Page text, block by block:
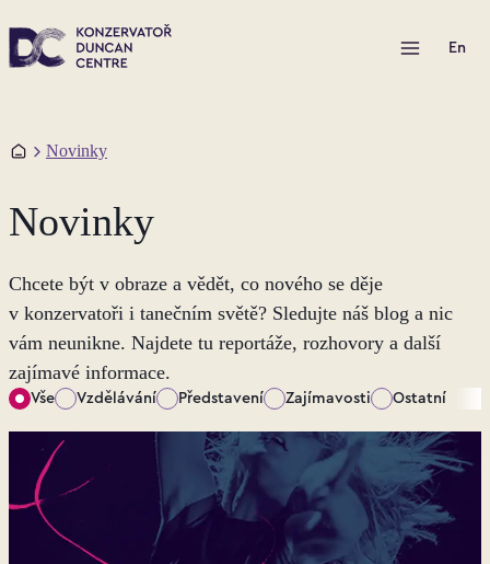
Otevřít menu
En
DomůNovinky
Novinky
Chcete být v obraze a vědět, co nového se děje
v konzervatoři i tanečním světě? Sledujte náš blog a nic
vám neunikne. Najdete tu reportáže, rozhovory a další
zajímavé informace.
Vše Vzdělávání Představení Zajímavosti Ostatní